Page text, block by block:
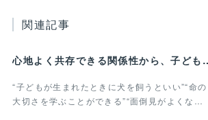
関連記事
心地よく共存できる関係性
“子どもが生まれたときに犬を飼うといい”“命の
大切さを学ぶことができる”“面倒見がよくな…